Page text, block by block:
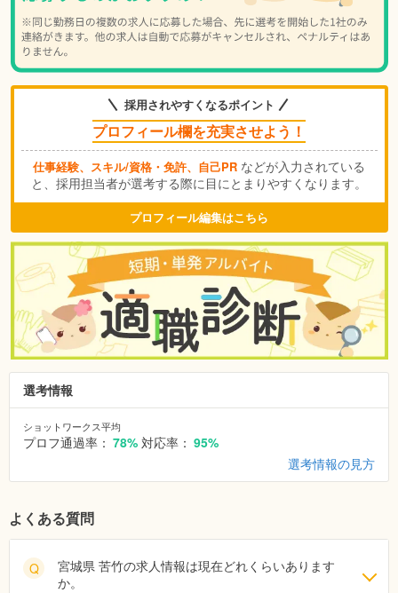
採用されやすくなるポイント
プロフィール欄を充実させよう！
仕事経験、スキル/資格・免許、自己PR などが入力されている
と、採用担当者が選考する際に目にとまりやすくなります。
プロフィール編集はこちら
選考情報
ショットワークス平均
プロフ通過率： 78% 対応率： 95%
選考情報の見方
よくある質問
Q
宮城県 苦竹の求人情報は現在どれくらいあります
か。